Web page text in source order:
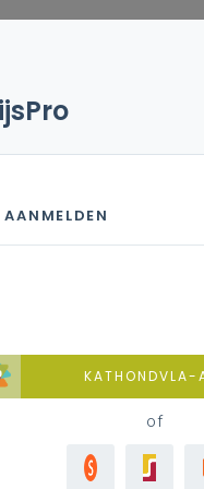
stap 3: te
AANMELDEN
KATHONDVLA-
of